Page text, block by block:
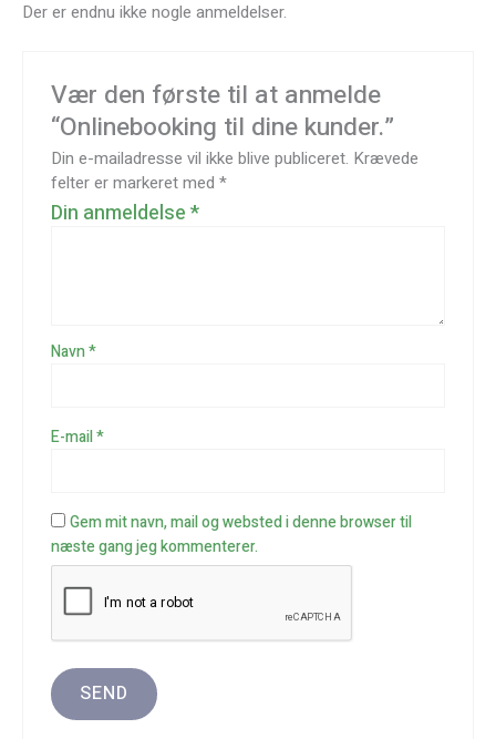
Der er endnu ikke nogle anmeldelser.
Vær den første til at anmelde
“Onlinebooking til dine kunder.”
Din e-mailadresse vil ikke blive publiceret. Krævede
felter er markeret med*
Din anmeldelse*
Navn*
E-mail*
Gem mit navn, mail og websted i denne browser til
næste gang jeg kommenterer.